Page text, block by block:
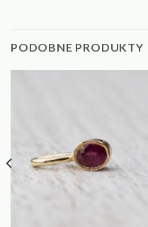
PODOBNE PRODUKTY